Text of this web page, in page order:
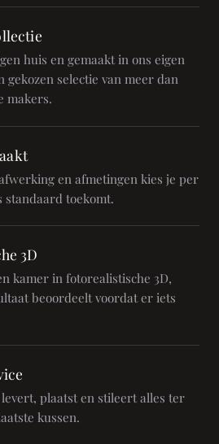
huis en gemaakt in ons eigen
gekozen selectie van meer dan
makers.
en afmetingen kies je per
standaard toekomt.
3D
kamer in fotorealistische 3D,
beoordeelt voordat er iets
levert, plaatst en stileert alles ter
kussen.